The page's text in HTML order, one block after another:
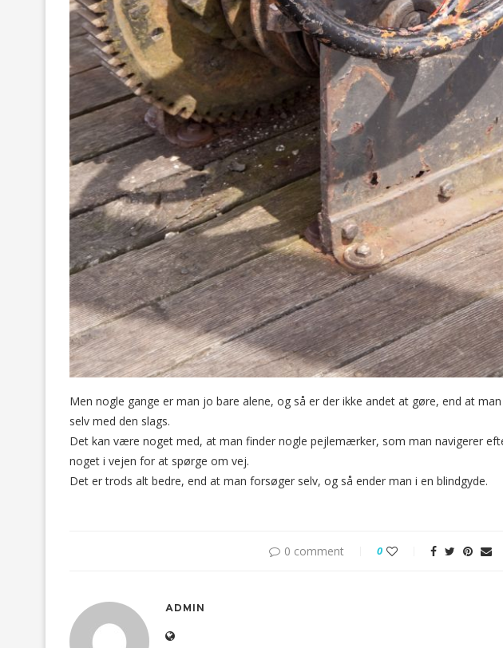
Men nogle gange er man jo bare alene, og så er der ikke andet at gøre, end at
selv med den slags.
Det kan være noget med, at man finder nogle pejlemærker, som man navigerer
noget i vejen for at spørge om vej.
Det er trods alt bedre, end at man forsøger selv, og så ender man i en blindgyde.
0 comment 0
ADMIN